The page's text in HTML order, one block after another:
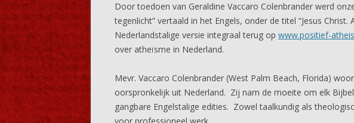
Door toedoen van Geraldine Vaccaro Colenbrander werd
tegenlicht” vertaald in het Engels, onder de titel “Jesus
Nederlandstalige versie integraalterug op www.positief-
over atheïsme in Nederland.
Mevr. Vaccaro Colenbrander (West Palm Beach, Florida)
oorspronkelijk uit Nederland. Zij nam de moeite om elk
gangbare Engelstalige edities. Zowel taalkundig als